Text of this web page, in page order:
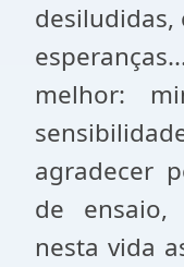
desiludidas,
melhor:
agradecer
de ensaio,
nesta vida